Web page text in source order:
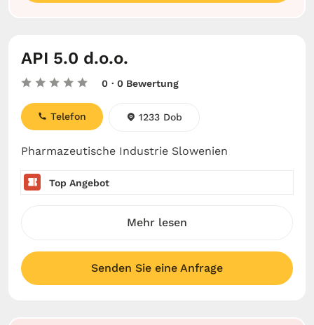
API 5.0 d.o.o.
0 · 0 Bewertung
Pharmazeutische Industrie Slowenien
Telefon 1233 Dob
Top Angebot
Mehr lesen
Senden Sie eine Anfrage